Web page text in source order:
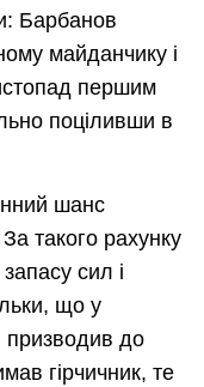
Барбанов
майданчику і
першим
поціливши в
шанс
За такого рахунку
сил і
що у
призводив до
гірчичник, те